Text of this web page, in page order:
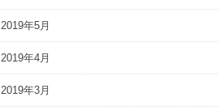
2019年5月
2019年4月
2019年3月